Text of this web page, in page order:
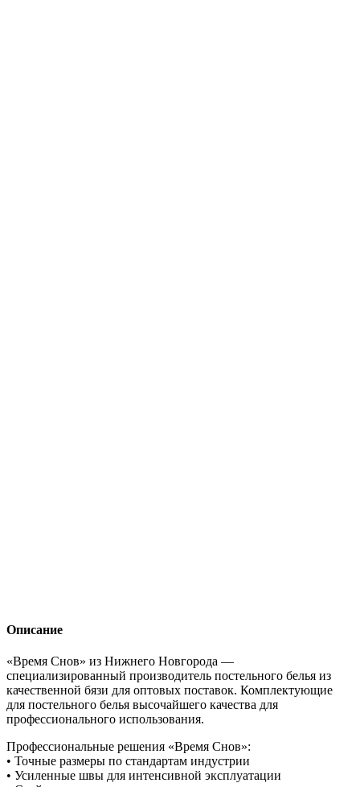
Описание
«Время Снов» из Нижнего Новгорода —
специализированный производитель постельного белья из
качественной бязи для оптовых поставок. Комплектующие
для постельного белья высочайшего качества для
профессионального использования.
Профессиональные решения «Время Снов»:
• Точные размеры по стандартам индустрии
• Усиленные швы для интенсивной эксплуатации